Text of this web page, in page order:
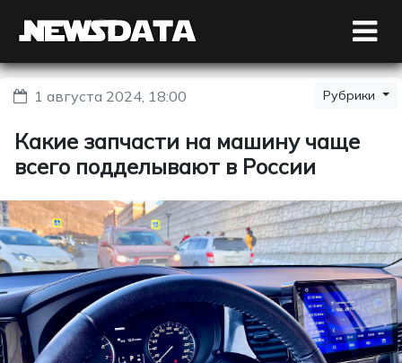
1 августа 2024, 18:00 Рубрики
Какие запчасти на машину чаще
всего подделывают в России